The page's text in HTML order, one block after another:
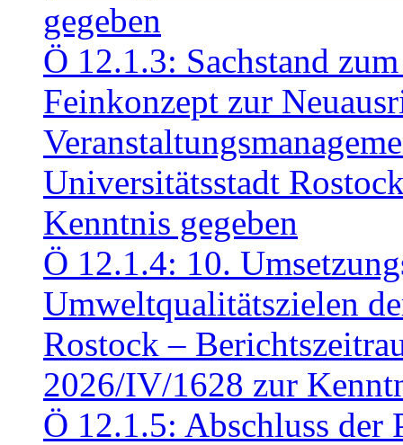
gegeben
Ö 12.1.3: Sachstand
Feinkonzept zur
Universitätsstadt
Kenntnis gegeben
Ö 12.1.4: 10.
Umweltqualitätszielen
Rostock –
2026/IV/1628 zur
Ö 12.1.5: Abschluss der